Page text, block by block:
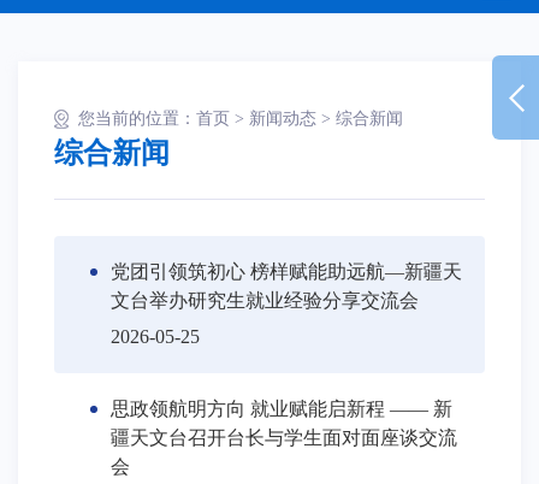
您当前的位置： 首页 > 新闻动态 > 综合新闻
综合新闻
党团引领筑初心 榜样赋能助远航—新疆天
文台举办研究生就业经验分享交流会
2026-05-25
思政领航明方向 就业赋能启新程 —— 新
疆天文台召开台长与学生面对面座谈交流
会